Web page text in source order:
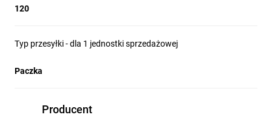
120
Typ przesyłki - dla 1 jednostki sprzedażowej
Paczka
Producent